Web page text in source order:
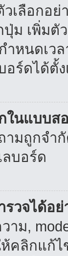
เลือกอย่
ม เพิ่มตั
หนดเว
อร์ดได้ตั้ง
ในแบบส
มถูกจำ
บอร์ด
วจได้อย่
ม,
คลิกแก้